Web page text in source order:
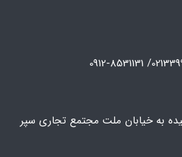
به خیابان ملت مجتمع تجاری سپر